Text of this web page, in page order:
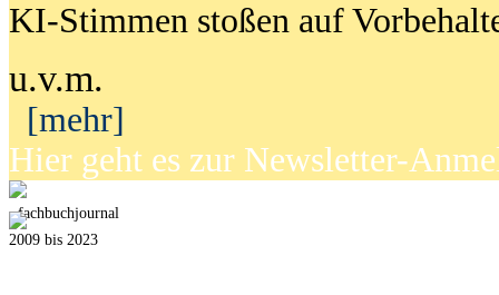
KI-Stimmen stoßen auf
u.v.m.
[mehr]
Hier geht es zur Newsletter-
fachbuchjournal
2009 bis 2023